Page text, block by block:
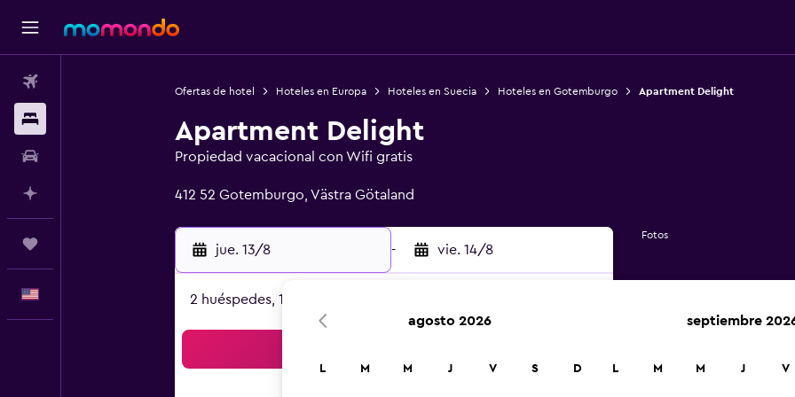
Ofertas de hotel Hoteles en Europa Hoteles en Suecia Hoteles en Gotemburgo Apartment Delight
Apartment Delight
Propiedad vacacional con Wifi gratis
412 52 Gotemburgo, Västra Götaland
jue. 13/8 - vie. 14/8
2 huéspedes, 1 habitación
Fotos
agosto 2026
L M M J V S D
septiembre
L M M J V